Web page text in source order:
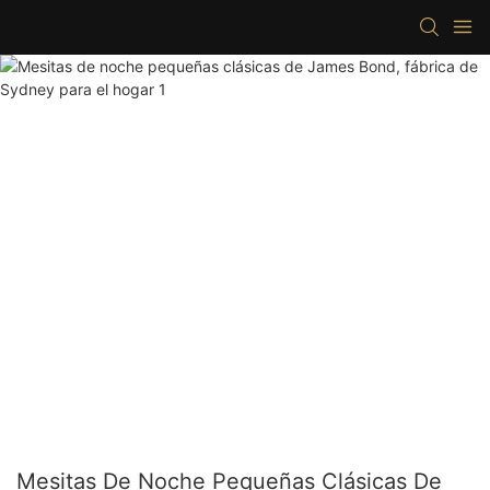
Mesitas De Noche Pequeñas Clásicas De